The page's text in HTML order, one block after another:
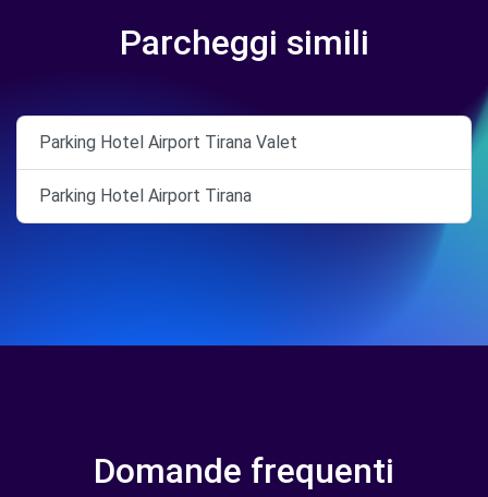
Parcheggi simili
Parking Hotel Airport Tirana Valet
Parking Hotel Airport Tirana
Domande frequenti